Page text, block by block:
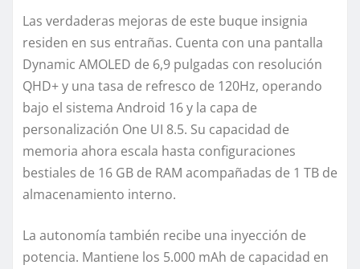
Las verdaderas mejoras de este buque insignia
residen en sus entrañas. Cuenta con una pantalla
Dynamic AMOLED de 6,9 pulgadas con resolución
QHD+ y una tasa de refresco de 120Hz, operando
bajo el sistema Android 16 y la capa de
personalización One UI 8.5. Su capacidad de
memoria ahora escala hasta configuraciones
bestiales de 16 GB de RAM acompañadas de 1 TB de
almacenamiento interno.
La autonomía también recibe una inyección de
potencia. Mantiene los 5.000 mAh de capacidad en